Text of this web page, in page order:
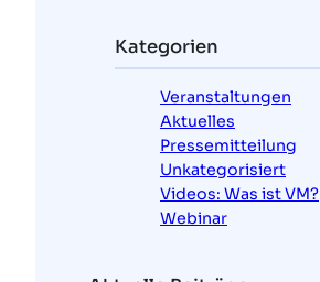
Kategorien
Veranstaltungen
Aktuelles
Pressemitteilung
Unkategorisiert
Videos: Was ist VM?
Webinar